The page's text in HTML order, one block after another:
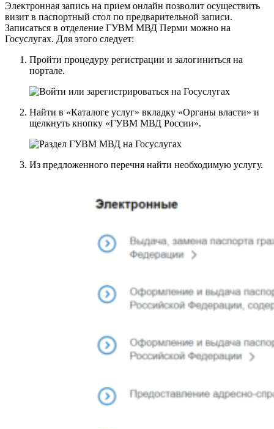
Электронная запись на прием онлайн позволит осуществить
визит в паспортный стол по предварительной записи.
Записаться в отделение ГУВМ МВД Перми можно на
Госуслугах. Для этого следует:
Пройти процедуру регистрации и залогиниться на
портале.
Найти в «Каталоге услуг» вкладку «Органы власти» и
щелкнуть кнопку «ГУВМ МВД России».
Из предложенного перечня найти необходимую услугу.